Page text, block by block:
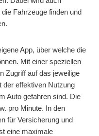
Fahrzeuge finden und
App, über welche die
Mit einer speziellen
Zugriff auf das jeweilige
der effektiven Nutzung
Auto gefahren sind. Die
pro Minute. In den
für Versicherung und
eine maximale